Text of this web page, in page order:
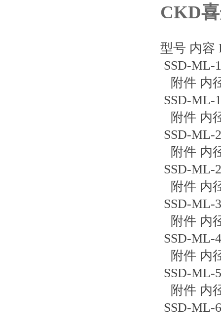
CKD
型号 内容
SSD-
附件
SSD-
附件
SSD-
附件
SSD-
附件
SSD-
附件
SSD-
附件
SSD-
附件
SSD-